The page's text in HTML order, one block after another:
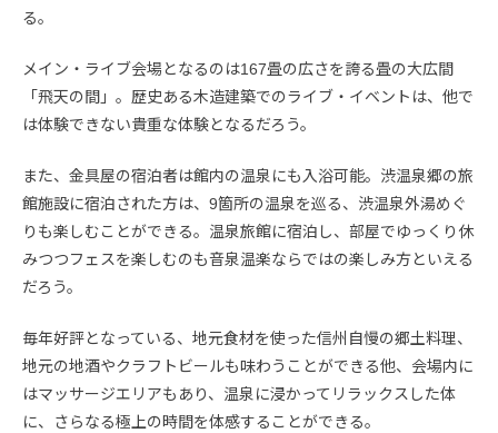
る。
メイン・ライブ会場となるのは167畳の広さを誇る畳の大広間
「飛天の間」。歴史ある木造建築でのライブ・イベントは、他で
は体験できない貴重な体験となるだろう。
また、金具屋の宿泊者は館内の温泉にも入浴可能。渋温泉郷の旅
館施設に宿泊された方は、9箇所の温泉を巡る、渋温泉外湯めぐ
りも楽しむことができる。温泉旅館に宿泊し、部屋でゆっくり休
みつつフェスを楽しむのも音泉温楽ならではの楽しみ方といえる
だろう。
毎年好評となっている、地元食材を使った信州自慢の郷土料理、
地元の地酒やクラフトビールも味わうことができる他、会場内に
はマッサージエリアもあり、温泉に浸かってリラックスした体
に、さらなる極上の時間を体感することができる。